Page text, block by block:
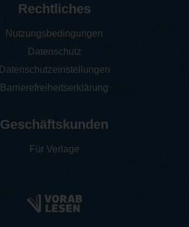
Rechtliches
Nutzungsbedingungen
Datenschutz
Datenschutzeinstellungen
Barrierefreiheitserklärung
Geschäftskunden
Für Verlage